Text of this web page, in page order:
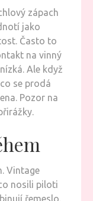
zápach
jako
Často to
na vinný
Ale když
se prodá
Pozor na
Vintage
nosili piloti
řemeslo,